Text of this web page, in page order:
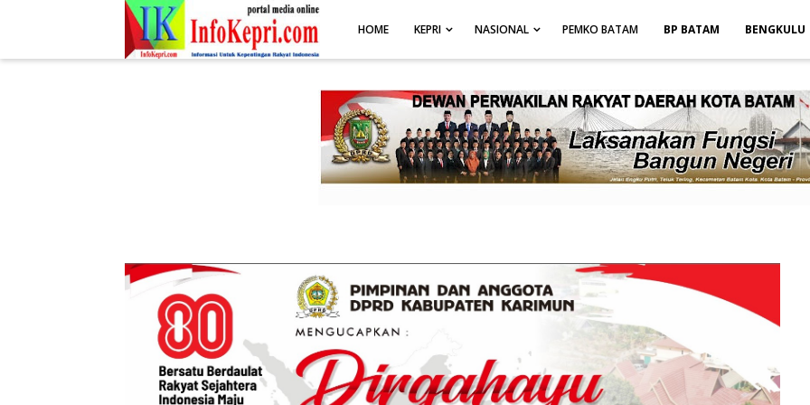
.post-body img { display: block; margin: 0 auto; max-width: 100%; height: auto; }
HOME KEPRI NASIONAL PEMKO BATAM BP BATAM BENGKULU